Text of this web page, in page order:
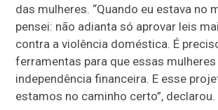
das mulheres. “Quando eu estava no
pensei: não adianta só aprovar leis
contra a violência doméstica. É
ferramentas para que essas
independência financeira. E esse
estamos no caminho certo”, declarou.